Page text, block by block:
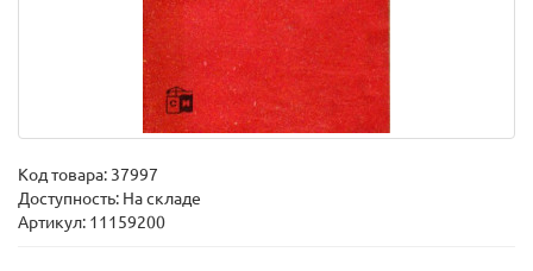
Код товара: 37997
Доступность: На складе
Артикул: 11159200